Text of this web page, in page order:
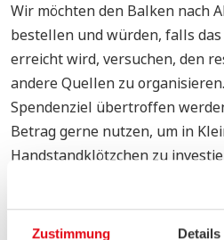
Zustimmung Details
Wir möchten den Balken nach
bestellen und würden, falls
erreicht wird, versuchen, den
andere Quellen zu
Spendenziel übertroffen
Betrag gerne nutzen, um in
Handstandklötzchen zu
Wir sind eine Trainerin und 2
die Turnerinnen zu schaffen.